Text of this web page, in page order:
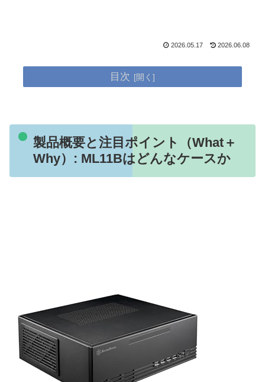
2026.05.17 2026.06.08
目次
製品概要と注目ポイント（What＋
Why）: ML11Bはどんなケースか